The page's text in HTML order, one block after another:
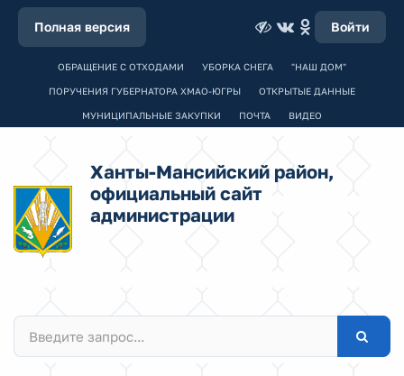
Полная версия Войти
ОБРАЩЕНИЕ С ОТХОДАМИ УБОРКА СНЕГА "НАШ ДОМ"
ПОРУЧЕНИЯ ГУБЕРНАТОРА ХМАО-ЮГРЫ ОТКРЫТЫЕ ДАННЫЕ
МУНИЦИПАЛЬНЫЕ ЗАКУПКИ ПОЧТА ВИДЕО
Ханты-Мансийский район,
официальный сайт
администрации